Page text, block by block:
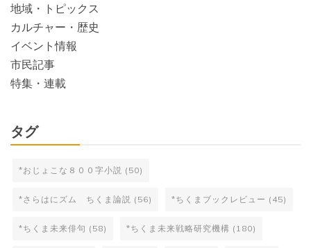
地域・トピックス
カルチャー・歴史
イベント情報
市民記事
特集・連載
タグ
*おじょこな８００字小説 (50)
*さらはにズム ちくま論説 (56) *ちくまブックレビュー (45)
*ちくま未来俳句 (58) *ちくま未来戦略研究機構 (180)